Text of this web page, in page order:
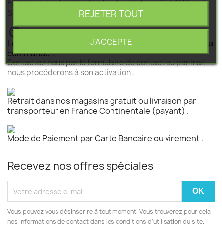
Fort d'une expérience de plus de vingt ans BILLAUD
SEGEBA vous accompagne dans tous vos projets .
Le produit est disponible mais n 'est pas activé pour la
commande ?
Contactez nous par le formulaire de contact ou par mail
nous procéderons à son activation .
Retrait dans nos magasins gratuit ou livraison par
transporteur en France Continentale (payant) .
Mode de Paiement par Carte Bancaire ou virement .
Recevez nos offres spéciales
Vous pouvez vous désinscrire à tout moment. Vous trouverez pour cela
nos informations de contact dans les conditions d'utilisation du site.
REJETER TOUT
J'ACCEPTE